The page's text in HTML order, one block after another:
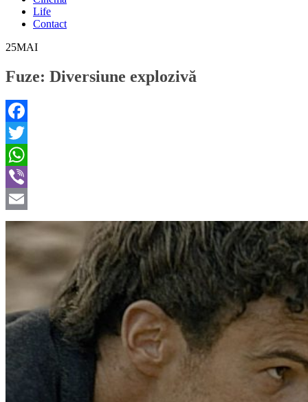
Life
Contact
25MAI
Fuze: Diversiune explozivă
Facebook
Twitter
WhatsApp
Viber
Email